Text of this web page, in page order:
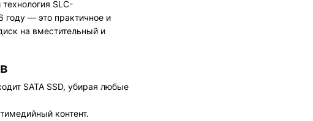
SLC-
году — это практичное и
на вместительный и
SATA SSD, убирая любые
контент.